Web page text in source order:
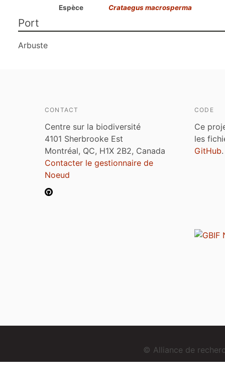
Espèce
Crataegus macrosperma
Port
Arbuste
CONTACT
Centre sur la biodiversité
4101 Sherbrooke Est
Montréal, QC, H1X 2B2, Canada
Contacter le gestionnaire de
Noeud
CODE
Ce
les
GitHub.
© Alliance de